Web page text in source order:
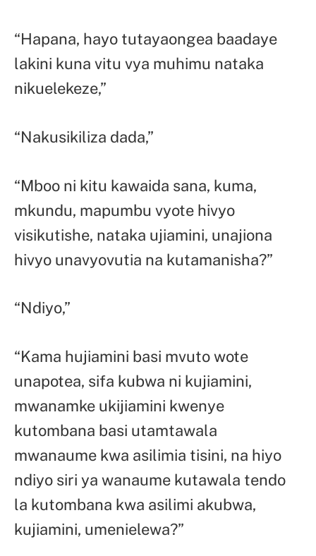
“Hapana, hayo tutayaongea baadaye
lakini kuna vitu vya muhimu nataka
nikuelekeze,”
“Nakusikiliza dada,”
“Mboo ni kitu kawaida sana, kuma,
mkundu, mapumbu vyote hivyo
visikutishe, nataka ujiamini, unajiona
hivyo unavyovutia na kutamanisha?”
“Ndiyo,”
“Kama hujiamini basi mvuto wote
unapotea, sifa kubwa ni kujiamini,
mwanamke ukijiamini kwenye
kutombana basi utamtawala
mwanaume kwa asilimia tisini, na hiyo
ndiyo siri ya wanaume kutawala tendo
la kutombana kwa asilimi akubwa,
kujiamini, umenielewa?”